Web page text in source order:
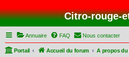
Citro-rouge-
Annuaire FAQ Nous contacter
Portail Accueil du forum A propos du